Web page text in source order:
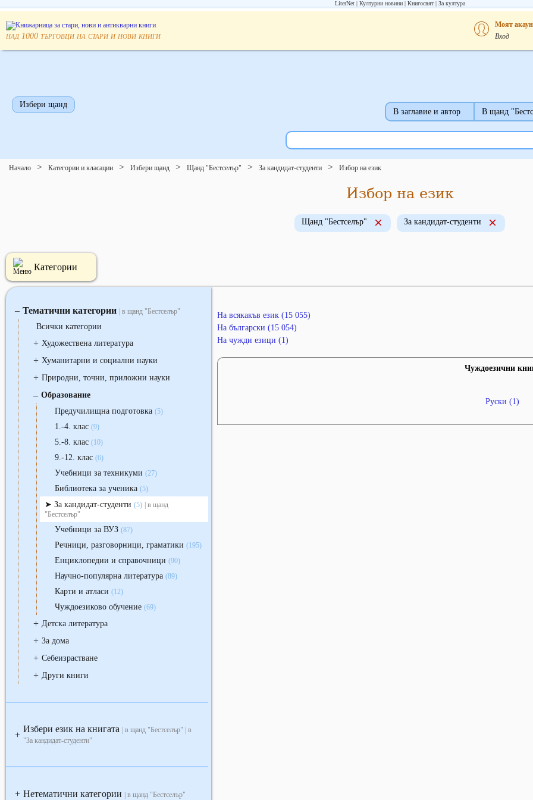
LiterNet Културни новини Книгосвят За култура
над 1000 търговци на стари и нови книги
Моят
Вход
Избери щанд
В заглавие и автор
В щанд
Начало Категории и класации Избери щанд Щанд "Бестселър" За кандидат-студенти Избор на език
Избор на език
Щанд "Бестселър" За кандидат-студенти
Категории
‒ Тематични категории | в щанд "Бестселър"
Всички категории
+ Художествена литература
+ Хуманитарни и социални науки
+ Природни, точни, приложни науки
‒ Образование
Предучилищна подготовка (5)
1.-4. клас (9)
5.-8. клас (10)
9.-12. клас (6)
Учебници за техникуми (27)
Библиотека за ученика (5)
За кандидат-студенти (5)
| в щанд
"Бестселър"
Учебници за ВУЗ (87)
Речници, разговорници, граматики (195)
Енциклопедии и справочници (90)
Научно-популярна литература (89)
Карти и атласи (12)
Чуждоезиково обучение (69)
+ Детска литература
+ За дома
+ Себеизрастване
+ Други книги
+
Избери език на книгата
| в щанд "Бестселър" | в
"За кандидат-студенти"
+ Нетематични категории | в щанд "Бестселър"
На всякакъв език (15 055)
На български (15 054)
На чужди езици (1)
Чуждоезични
Руски (1)